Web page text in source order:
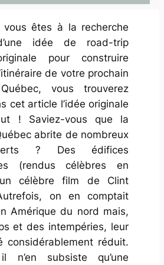
vous êtes à la recherche
idée de road-trip
pour construire
de votre prochain
vous trouverez
cet article l’idée originale
! Saviez-vous que la
abrite de nombreux
? Des édifices
(rendus célèbres en
célèbre film de Clint
on en comptait
Amérique du nord mais,
et des intempéries, leur
considérablement réduit.
il n’en subsiste qu’une